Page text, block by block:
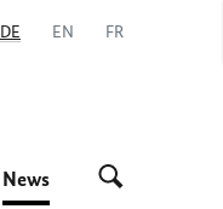
DE EN FR
News